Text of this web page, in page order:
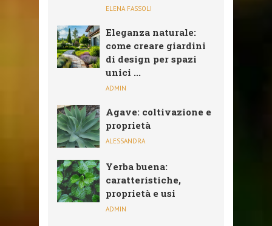
ELENA FASSOLI
Eleganza naturale:
come creare giardini
di design per spazi
unici ...
ADMIN
Agave: coltivazione e
proprietà
ALESSANDRA
Yerba buena:
caratteristiche,
proprietà e usi
ADMIN